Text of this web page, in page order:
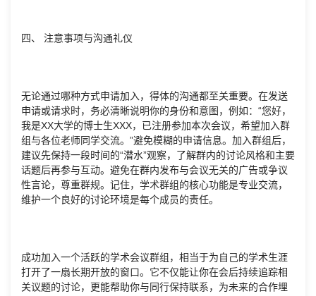
四、 注意事项与沟通礼仪
无论通过哪种方式申请加入，得体的沟通都至关重要。在发送
申请或请求时，务必清晰说明你的身份和意图，例如：“您好，
我是XX大学的博士生XXX，已注册参加本次会议，希望加入群
组与各位老师同学交流。”避免模糊的申请信息。加入群组后，
建议先保持一段时间的“潜水”观察，了解群内的讨论风格和主要
话题后再参与互动。避免在群内发布与会议无关的广告或争议
性言论，尊重群规。记住，学术群组的核心功能是专业交流，
维护一个良好的讨论环境是每个成员的责任。
成功加入一个活跃的学术会议群组，相当于为自己的学术生涯
打开了一扇长期开放的窗口。它不仅能让你在会后持续追踪相
关议题的讨论，更能帮助你与同行保持联系，为未来的合作埋